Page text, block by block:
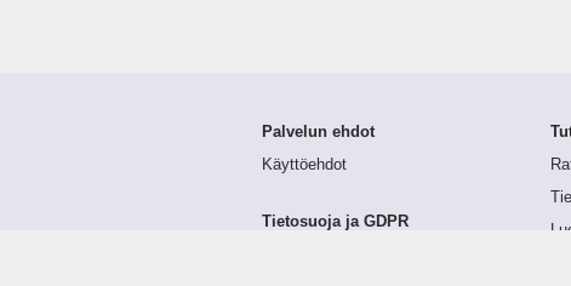
Palvelun ehdot
Käyttöehdot
Tietosuoja ja GDPR